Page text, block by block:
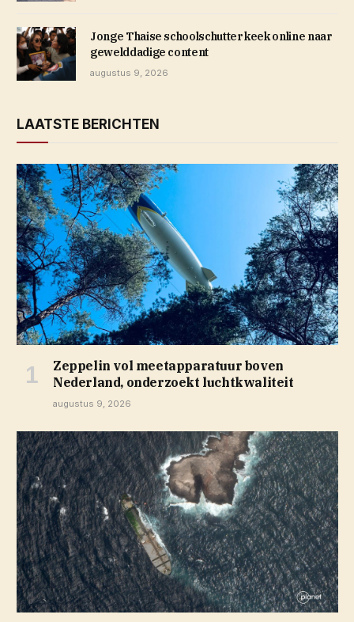
Jonge Thaise schoolschutter keek online naar
gewelddadige content
augustus 9, 2026
LAATSTE BERICHTEN
Zeppelin vol meetapparatuur boven
Nederland, onderzoekt luchtkwaliteit
augustus 9, 2026